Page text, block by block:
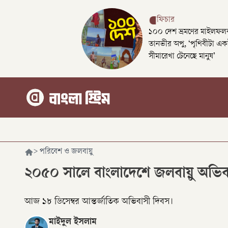
ফিচার
১০০ দেশ ভ্রমণের
তানভীর অপু, ‘পৃথিবীটা
সীমারেখা টেনেছে মানুষ’
> পরিবেশ ও জলবায়ু
২০৫০ সালে বাংলাদেশে জলবায়ু
আজ ১৮ ডিসেম্বর আন্তর্জাতিক অভিবাসী দিবস।
মাইদুল ইসলাম